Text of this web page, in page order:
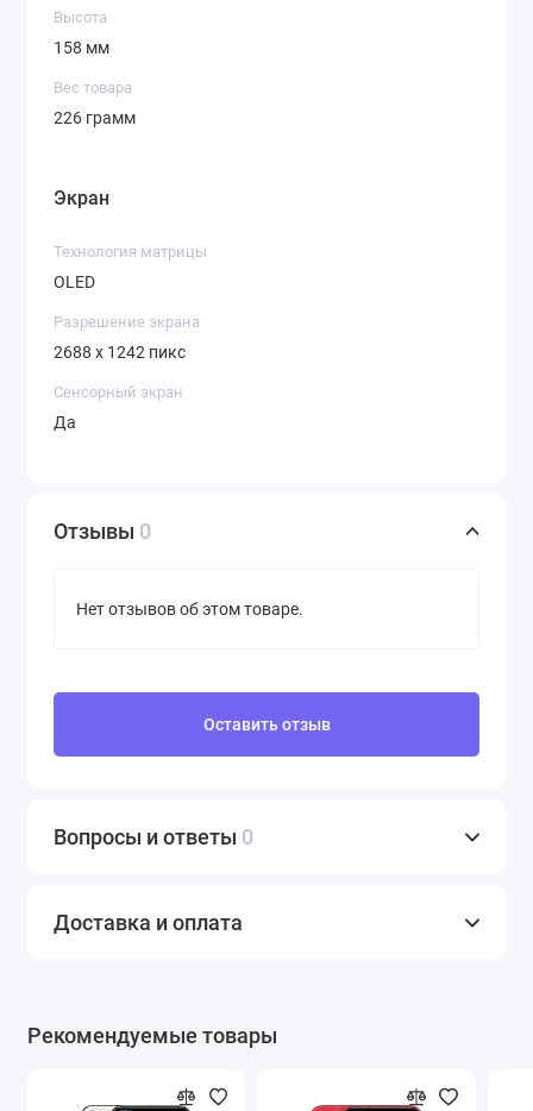
Высота
158 мм
Вес товара
226 грамм
Экран
Технология матрицы
OLED
Разрешение экрана
2688 x 1242 пикс
Сенсорный экран
Да
Отзывы 0
Нет отзывов об этом товаре.
Оставить отзыв
Вопросы и ответы 0
Доставка и оплата
Рекомендуемые товары